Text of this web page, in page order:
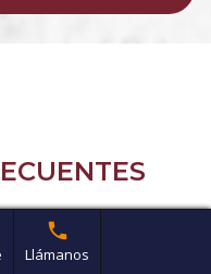
phone
Llámanos